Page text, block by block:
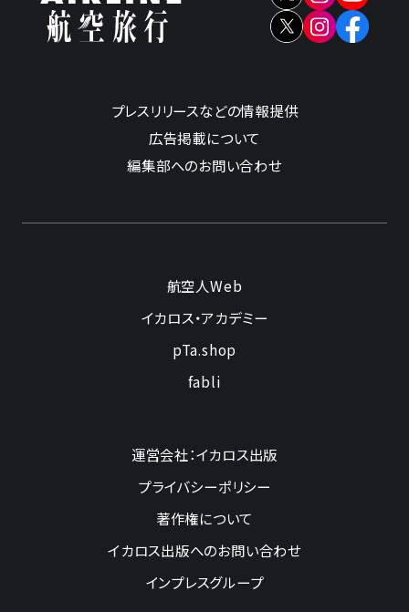
プレスリリースなどの情報提供
広告掲載について
編集部へのお問い合わせ
航空人Web
イカロス・アカデミー
pTa.shop
fabli
運営会社：イカロス出版
プライバシーポリシー
著作権について
イカロス出版へのお問い合わせ
インプレスグループ